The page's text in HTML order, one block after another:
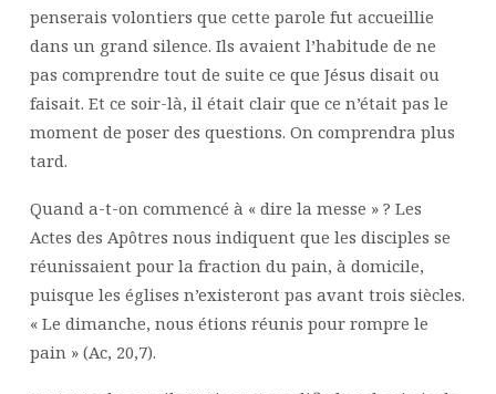
penserais volontiers que cette parole fut accueillie
dans un grand silence. Ils avaient l’habitude de ne
pas comprendre tout de suite ce que Jésus disait ou
faisait. Et ce soir-là, il était clair que ce n’était pas le
moment de poser des questions. On comprendra plus
tard.
Quand a-t-on commencé à « dire la messe » ? Les
Actes des Apôtres nous indiquent que les disciples se
réunissaient pour la fraction du pain, à domicile,
puisque les églises n’existeront pas avant trois siècles.
« Le dimanche, nous étions réunis pour rompre le
pain » (Ac, 20,7).